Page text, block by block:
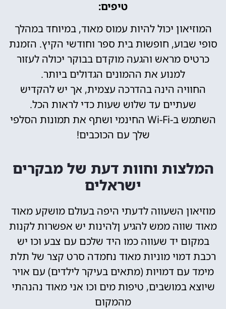
טיפים:
המוזיאון יכול להיות עמוס מאוד, במיוחד במהלך
סופי שבוע, חופשות בית ספר וחודשי הקיץ. הזמנת
כרטיס מראש והגעה מוקדם בבוקר יכולה לעזור
למנוע את ההמונים הגדולים ביותר.
החוויה הינה בהדרכה עצמית, אך יש להקדיש
שעתיים עד שלוש שעות כדי לראות הכל.
השתמש ב-Wi-Fi החינמי ושתף את תמונות הסלפי
שלך עם הכוכבים!
המלצות וחוות דעת של מבקרים
ישראלים
מוזיאון השעווה לדעתי היפה בעולם מושקע מאוד
מאוד שווה ממש להגיע ןלהינות יש אפשרות לקנות
במקום יד שעווה כמו היד שלכם עם צבע וכו יש
רכבת דמוי מוניות מאוד נחמדה סרט קצר של תלת
מימד עם דמויות (מתאים בעיקר לילדים) עם אויר
שיוצא במושבים, טיפות מים וכו אני מאוד נהנהתי
מהמקום